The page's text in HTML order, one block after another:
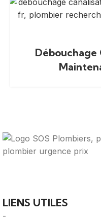
Débouchage
LIENS UTILES
-